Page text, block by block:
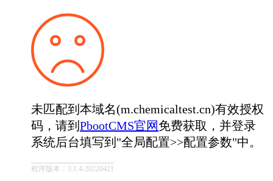
未匹配到本域名(m.chemicaltest.cn)有效授权
码，请到PbootCMS官网免费获取，并登录
系统后台填写到"全局配置>>配置参数"中。
程序版本：3.1.4-20220421